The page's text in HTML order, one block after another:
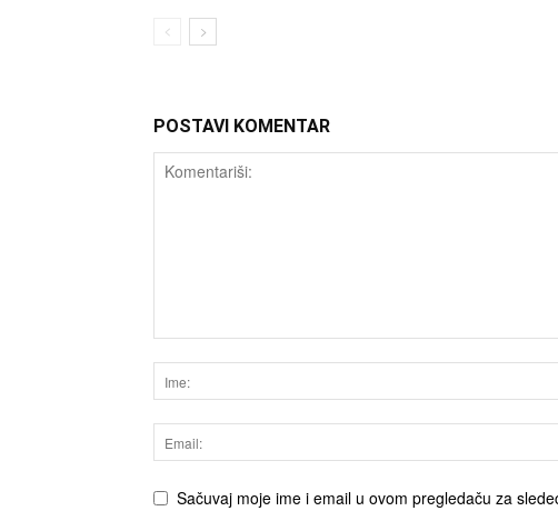
POSTAVI KOMENTAR
Sačuvaj moje ime i email u ovom pregledaču za